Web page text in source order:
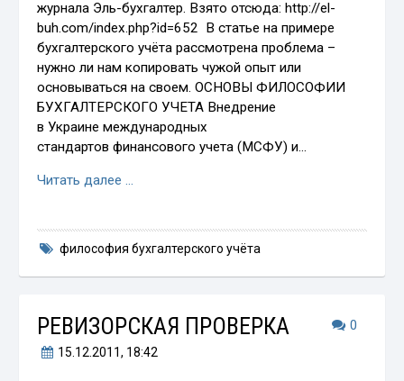
журнала Эль-бухгалтер. Взято отсюда: http://el-
buh.com/index.php?id=652 В статье на примере
бухгалтерского учёта рассмотрена проблема –
нужно ли нам копировать чужой опыт или
основываться на своем. ОСНОВЫ ФИЛОСОФИИ
БУХГАЛТЕРСКОГО УЧЕТА Внедрение
в Украине международных
стандартов финансового учета (МСФУ) и…
Читать далее …
философия бухгалтерского учёта
0
РЕВИЗОРСКАЯ ПРОВЕРКА
15.12.2011, 18:42